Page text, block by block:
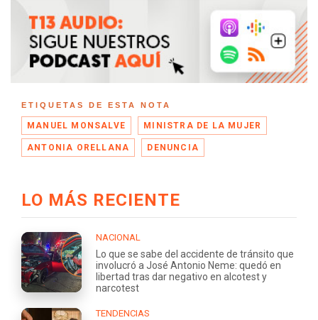
ETIQUETAS DE ESTA NOTA
MANUEL MONSALVE MINISTRA DE LA MUJER
ANTONIA ORELLANA DENUNCIA
LO MÁS RECIENTE
NACIONAL
Lo que se sabe del accidente de tránsito que
involucró a José Antonio Neme: quedó en
libertad tras dar negativo en alcotest y
narcotest
TENDENCIAS